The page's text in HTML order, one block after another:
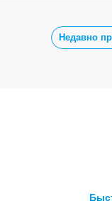
Недавно